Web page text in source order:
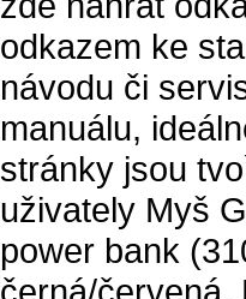
odkazem ke
návodu či
manuálu,
stránky jsou
uživately Myš
power bank